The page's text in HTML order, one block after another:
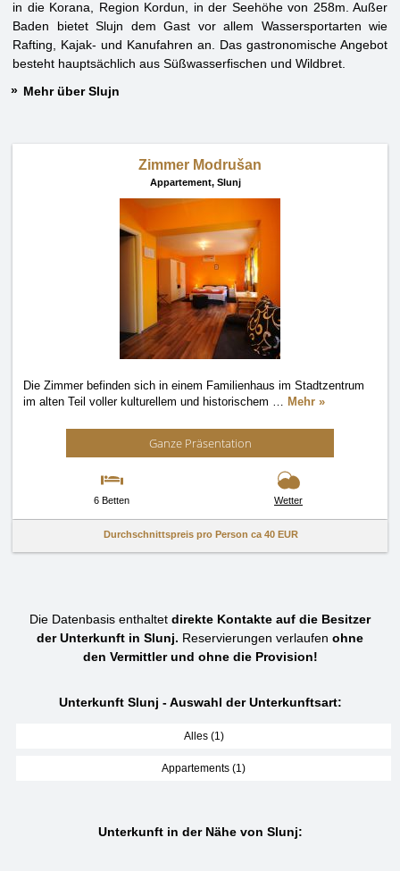
in die Korana, Region Kordun, in der Seehöhe von 258m. Außer
Baden bietet Slujn dem Gast vor allem Wassersportarten wie
Rafting, Kajak- und Kanufahren an. Das gastronomische Angebot
besteht hauptsächlich aus Süßwasserfischen und Wildbret.
Mehr über Slujn
Zimmer Modrušan
Appartement, Slunj
Die Zimmer befinden sich in einem Familienhaus im Stadtzentrum
im alten Teil voller kulturellem und historischem … Mehr »
Ganze Präsentation
6 Betten Wetter
Durchschnittspreis pro Person ca 40 EUR
Die Datenbasis enthaltet direkte Kontakte auf die Besitzer
der Unterkunft in Slunj. Reservierungen verlaufen ohne
den Vermittler und ohne die Provision!
Unterkunft Slunj - Auswahl der Unterkunftsart:
Alles (1)
Appartements (1)
Unterkunft in der Nähe von Slunj: